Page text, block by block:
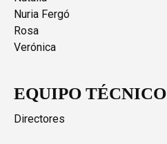
Nuria Fergó
Rosa
Verónica
EQUIPO TÉCNICO
Directores